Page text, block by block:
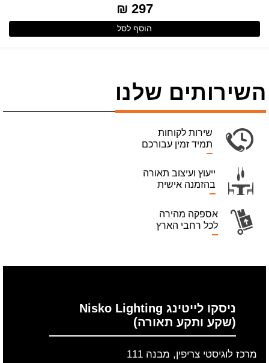
297 ₪
הוסף לסל
השירותים שלנו
שירות לקוחות
תמיד זמין עבורכם
ייעוץ ועיצוב תאורה
בהזמנה אישית
אספקה מהירה
לכל רחבי הארץ
ניסקו לייטינג Nisko Lighting
(שקע ותקע תאורה)
מרכז לוגיסטי צריפין, מבנה 111